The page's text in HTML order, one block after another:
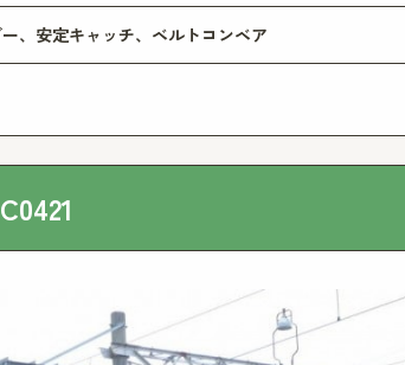
、安定キャッチ、ベルトコンベア